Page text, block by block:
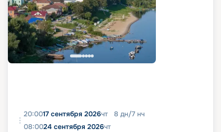
20:0017 сентября 2026чт 8 дн/7 нч
08:0024 сентября 2026чт